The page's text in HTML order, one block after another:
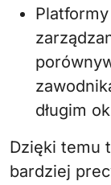
długim
Dzięki temu
bardziej